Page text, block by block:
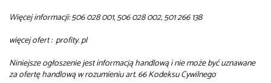
Więcej informacji: 506 028 001, 506 028 002, 501 266 138
więcej ofert : profity. pl
Niniejsze ogłoszenie jest informacją handlową i nie może być uznawane
za ofertę handlową w rozumieniu art. 66 Kodeksu Cywilnego